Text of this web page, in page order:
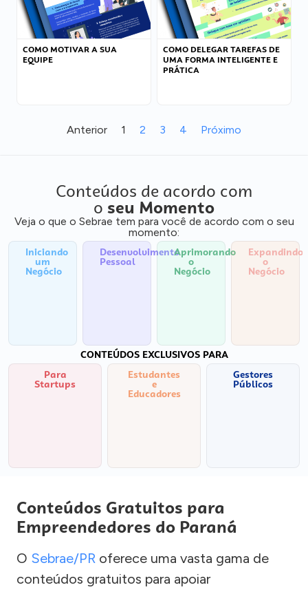
COMO MOTIVAR A SUA
EQUIPE
COMO DELEGAR TAREFAS DE
UMA FORMA INTELIGENTE E
PRÁTICA
Anterior 1 2 3 4 Próximo
Conteúdos de acordo com
o seu Momento
Veja o que o Sebrae tem para você de acordo com o seu
momento:
Iniciando
um
Negócio
Desenvolvimento
Pessoal
Aprimorando
o
Negócio
Expandindo
o
Negócio
CONTEÚDOS EXCLUSIVOS PARA
Para
Startups
Estudantes
e
Educadores
Gestores
Públicos
Conteúdos Gratuitos para
Empreendedores do Paraná
O Sebrae/PR oferece uma vasta gama de
conteúdos gratuitos para apoiar